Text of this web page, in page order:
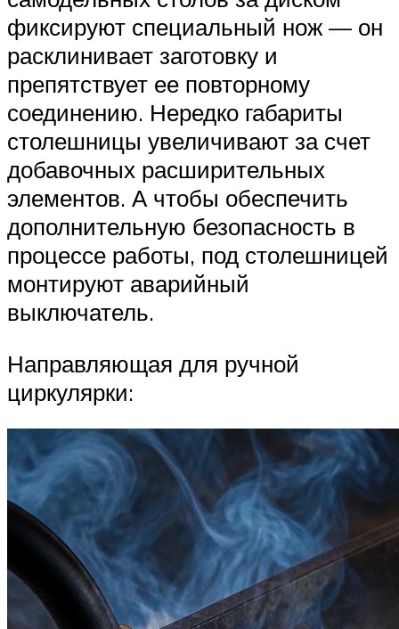
фиксируют специальный нож — он
расклинивает заготовку и
препятствует ее повторному
соединению. Нередко габариты
столешницы увеличивают за счет
добавочных расширительных
элементов. А чтобы обеспечить
дополнительную безопасность в
процессе работы, под столешницей
монтируют аварийный
выключатель.
Направляющая для ручной
циркулярки: